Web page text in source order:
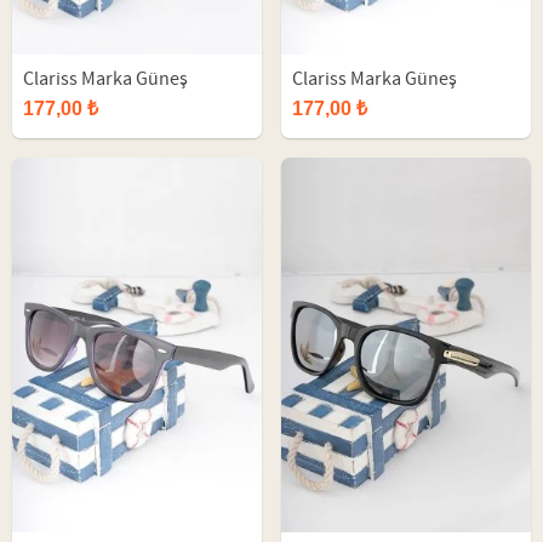
Clariss Marka Güneş
Gözlüğü
177,00 ₺
Clariss Marka Güneş
Gözlüğü
177,00 ₺